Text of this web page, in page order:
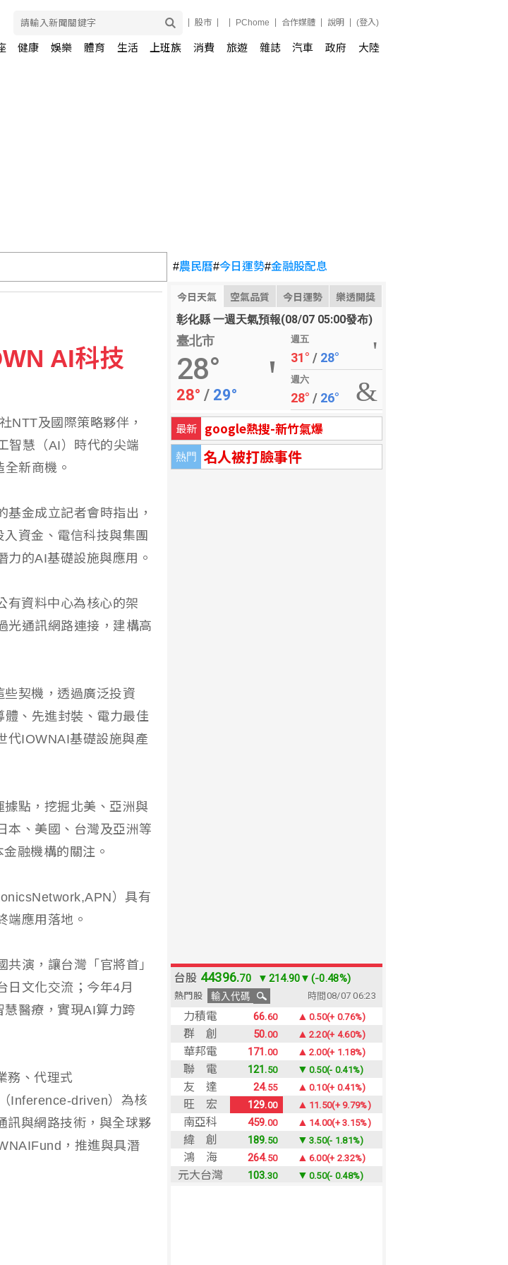
股市 PChome 合作媒體 說明 (登入)
健康 娛樂 體育 生活 上班族 消費 旅遊 雜誌 汽車 政府 大陸
#農民曆#今日運勢#金融股配息
今日天氣 空氣品質 今日運勢 樂透開獎
彰化縣 一週天氣預報(08/07 05:00發布)
臺北市
28°
28° / 29°
週五
31° / 28°
週六
28° / 26°
最新 google熱搜-新竹氣爆
熱門 名人被打臉事件
AI科技
NTT及國際策略夥伴，
智慧（AI）時代的尖端
新商機。
金成立記者會時指出，
資金、電信科技與集團
力的AI基礎設施與應用。
有資料中心為核心的架
光通訊網路連接，建構高
契機，透過廣泛投資
、先進封裝、電力最佳
代IOWNAI基礎設施與產
點，挖掘北美、亞洲與
本、美國、台灣及亞洲等
融機構的關注。
）具有
端應用落地。
演，讓台灣「官將首」
日文化交流；今年4月
醫療，實現AI算力跨
務、代理式
Inference-driven）為核
訊與網路技術，與全球夥
，推進與具潛